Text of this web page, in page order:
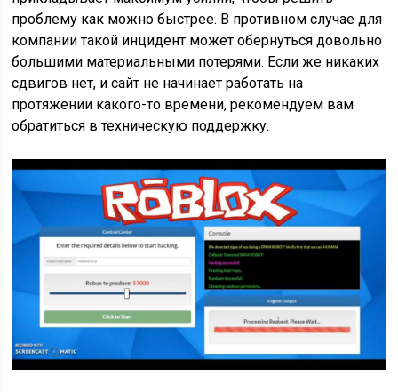
проблему как можно быстрее. В противном случае для
компании такой инцидент может обернуться довольно
большими материальными потерями. Если же никаких
сдвигов нет, и сайт не начинает работать на
протяжении какого-то времени, рекомендуем вам
обратиться в техническую поддержку.